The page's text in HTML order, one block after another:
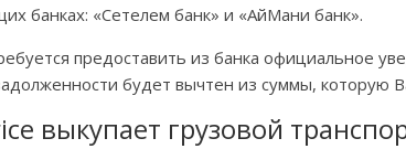
банках: «Сетелем банк» и «АйМани банк».
предоставить из банка официальное
будет вычтен из суммы, которую
выкупает грузовой